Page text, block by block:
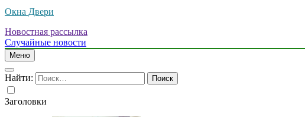
Окна Двери
Новостная рассылка
Случайные новости
Меню
Найти:
Заголовки